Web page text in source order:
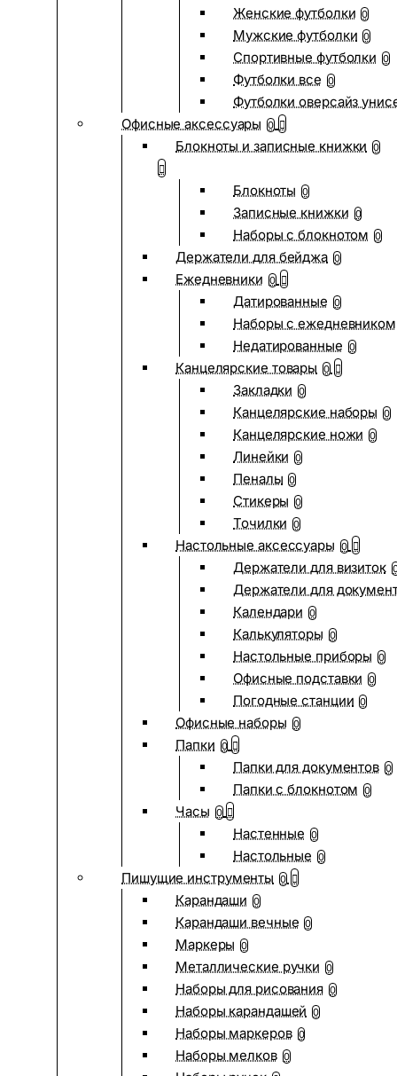
Женские футболки 0
Мужские футболки 0
Спортивные футболки 0
Футболки все 0
Футболки оверсайз
Офисные аксессуары 0
Блокноты и записные книжки 0
Блокноты 0
Записные книжки 0
Наборы с блокнотом 0
Держатели для бейджа 0
Ежедневники 0
Датированные 0
Наборы с ежедневником
Недатированные 0
Канцелярские товары 0
Закладки 0
Канцелярские наборы 0
Канцелярские ножи 0
Линейки 0
Пеналы 0
Стикеры 0
Точилки 0
Настольные аксессуары 0
Держатели для визиток
Держатели для
Календари 0
Калькуляторы 0
Настольные приборы 0
Офисные подставки 0
Погодные станции 0
Офисные наборы 0
Папки 0
Папки для документов 0
Папки с блокнотом 0
Часы 0
Настенные 0
Настольные 0
Пишущие инструменты 0
Карандаши 0
Карандаши вечные 0
Маркеры 0
Металлические ручки 0
Наборы для рисования 0
Наборы карандашей 0
Наборы маркеров 0
Наборы мелков 0